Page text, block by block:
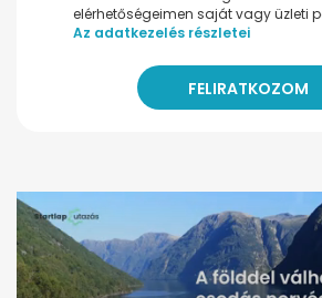
elérhetőségeimen saját vagy üzleti
Az adatkezelés részletei